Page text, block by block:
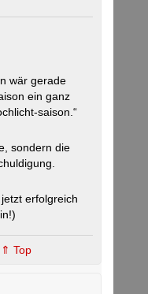
wär gerade
ein ganz
saison.“
sondern die
erfolgreich
⇑ Top